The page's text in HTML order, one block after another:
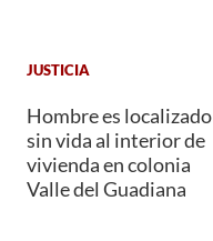
JUSTICIA
Hombre es localizado
sin vida al interior de
vivienda en colonia
Valle del Guadiana